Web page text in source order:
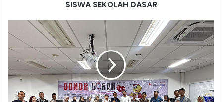
SISWA SEKOLAH DASAR
Darah
Rutin
Indomaret
Purwakarta
Disambut
Antusias,
Wujud